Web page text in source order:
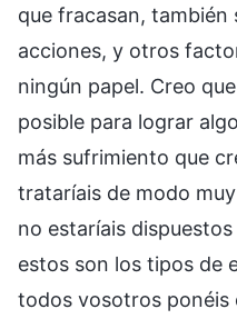
que fracasan, también
acciones, y otros
ningún papel. Creo
posible para lograr
más sufrimiento que
trataríais de modo
no estaríais
estos son los tipos de
todos vosotros ponéis